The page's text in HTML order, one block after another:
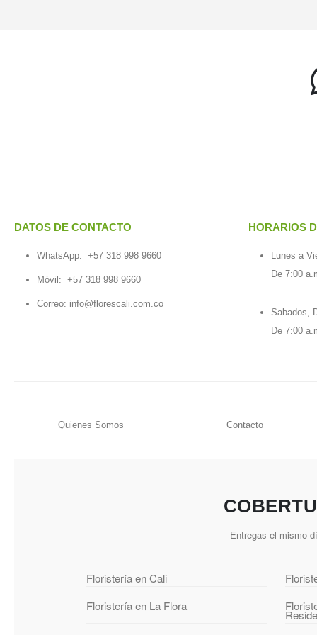
DATOS DE CONTACTO
WhatsApp: +57 318 998 9660
Móvil: +57 318 998 9660
Correo: info@florescali.com.co
HORARIOS
Lunes a
De 7:00
Sabados,
De 7:00
Quienes Somos Contacto
Entregas el mismo
Floristería en Cali
Floristería en La Flora